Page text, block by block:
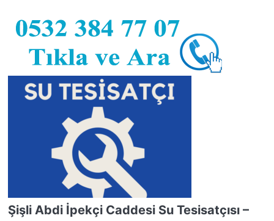
Şişli Abdi İpekçi Caddesi Su Tesisatçısı –